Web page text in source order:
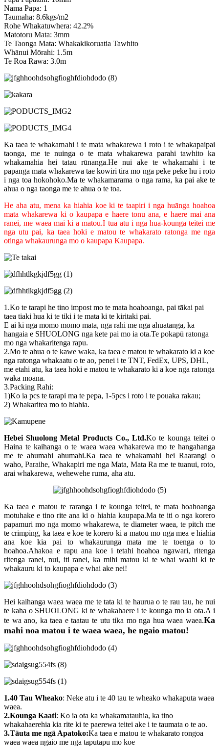
Nama Papa: 1
Taumaha: 8.6kgs/m2
Rohe Whakatuwhera: 42.2%
Matotoru Mata: 3mm
Te Taonga Mata: Whakakikoruatia Tawhito
Whānui Mōrahi: 1.5m
Te Roa Rawa: 3.0m
Ka taea te whakamahi i te mata whakarewa i roto i te whakapaipai
taonga, me te nuinga o te mata whakarewa parahi tawhito ka
whakamahia hei tatau rūnanga.He nui ake te whakamahi i te
papanga mata whakarewa tae kowiri tira mo nga peke peke hu i roto
i nga toa hokohoko.Ma te whakamarama o nga rama, ka pai ake te
ahua o nga taonga me te ahua o te toa.
He aha atu, mena ka hiahia koe ki te taapiri i nga huānga hoahoa
mata whakarewa ki o kaupapa e haere tonu ana, e haere mai ana
ranei, me waea mai ki a matou.I tua atu i nga hua-kounga teitei me
nga utu pai, ka taea hoki e matou te whakarato ratonga me nga
otinga whakaurunga mo o kaupapa Kaupapa.
1.Ko te tarapi he tino impost mo te mata hoahoanga, pai tākai pai
taea tiaki hua ki te tiki i te mata ki te kiritaki pai.
E ai ki nga momo momo mata, nga rahi me nga ahuatanga, ka
hangaia e SHUOLONG nga kete pai mo ia ota.Te pokapū ratonga
mo nga whakaritenga rapu.
2.Mo te ahua o te kawe waka, ka taea e matou te whakarato ki a koe
nga ratonga whakaatu o te ao, penei i te TNT, FedEx, UPS, DHL,
me etahi atu, ka taea hoki e matou te whakarato ki a koe nga ratonga
waka moana.
3.Packing Rahi:
1)Ko ia pcs te tarapi ma te pepa, 1-5pcs i roto i te pouaka rakau;
2) Whakaritea mo to hiahia.
Hebei Shuolong Metal Products Co., Ltd.Ko te kounga teitei o
Haina te kaihanga o te waea waea whakarewa mo te hangahanga
me te ahumahi ahumahi.Ka taea te whakamahi hei Raarangi o
waho, Paraihe, Whakapiri me nga Mata, Mata Ra me te tuanui, roto,
arai whakarewa, wehewehe ruma, aha atu.
Ka taea e matou te raranga i te kounga teitei, te mata hoahoanga
motuhake e tino rite ana ki o hiahia kaupapa.Ma te iti o nga korero
papamuri mo nga momo whakarewa, te diameter waea, te pitch me
te crimping, ka taea e koe te korero ki a matou mo nga mea e hiahia
ana koe kia pai to whakaurunga mata me te toenga o to
hoahoa.Ahakoa e rapu ana koe i tetahi hoahoa ngawari, ritenga
ritenga ranei, nui, iti ranei, ka mihi matou ki te whai waahi ki te
whakauru ki to kaupapa e whai ake nei!
Hei kaihanga waea waea me te tata ki te haurua o te rau tau, he nui
te kaha o SHUOLONG ki te whakahaere i te kounga mo ia ota.A i
te wa ano, ka taea e taatau te utu tika mo nga hua waea waea.Ka
mahi noa matou i te waea waea, he ngaio matou!
1.40 Tau Wheako: Neke atu i te 40 tau te wheako whakaputa waea
waea.
2.Kounga Kaati: Ko ia ota ka whakamatauhia, ka tino
whakahaerehia kia rite ki te paerewa teitei ake i te taumata o te ao.
3.Tāuta me ngā Apatoko:Ka taea e matou te whakarato rongoa
waea waea ngaio me nga taputapu mo koe